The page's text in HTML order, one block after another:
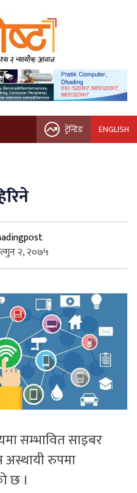
ट्रेन्डिङ ENGLISH
२, २०७५
सम्भावित साइबर
अस्थायी रुपमा
छ ।